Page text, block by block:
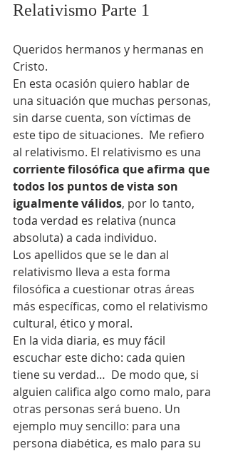
Relativismo Parte 1
Queridos hermanos y hermanas en
Cristo.
En esta ocasión quiero hablar de
una situación que muchas personas,
sin darse cuenta, son víctimas de
este tipo de situaciones.  Me refiero
al relativismo. El relativismo es una
corriente filosófica que afirma que
todos los puntos de vista son
igualmente válidos, por lo tanto,
toda verdad es relativa (nunca
absoluta) a cada individuo.
Los apellidos que se le dan al
relativismo lleva a esta forma
filosófica a cuestionar otras áreas
más específicas, como el relativismo
cultural, ético y moral.
En la vida diaria, es muy fácil
escuchar este dicho: cada quien
tiene su verdad…  De modo que, si
alguien califica algo como malo, para
otras personas será bueno. Un
ejemplo muy sencillo: para una
persona diabética, es malo para su